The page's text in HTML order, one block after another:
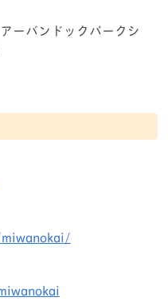
ーバンドックパークシ